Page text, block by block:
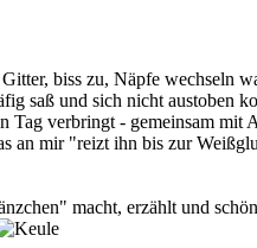
biss zu, Näpfe wechseln
saß und sich nicht austoben
verbringt - gemeinsam mit
an mir "reizt ihn bis zur
macht, erzählt und